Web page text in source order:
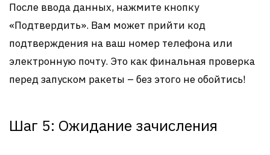
После ввода данных, нажмите кнопку
«Подтвердить». Вам может прийти код
подтверждения на ваш номер телефона или
электронную почту. Это как финальная проверка
перед запуском ракеты – без этого не обойтись!
Шаг 5: Ожидание зачисления